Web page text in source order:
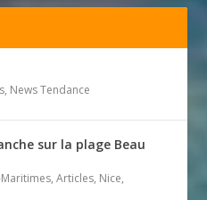
, News Tendance
sur la plage Beau
,Articles, Nice,